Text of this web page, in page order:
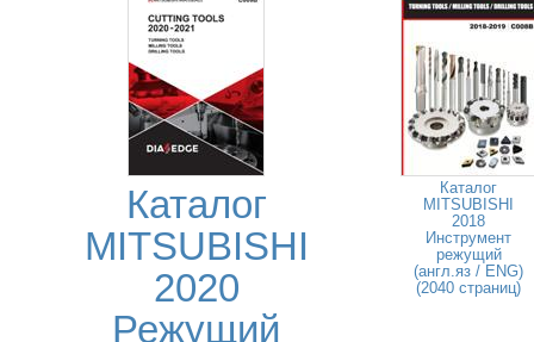
Каталог
MITSUBISHI
2020
Режущий
Каталог
MITSUBISHI
2018
Инструмент
режущий
(англ.яз / ENG)
(2040 страниц)